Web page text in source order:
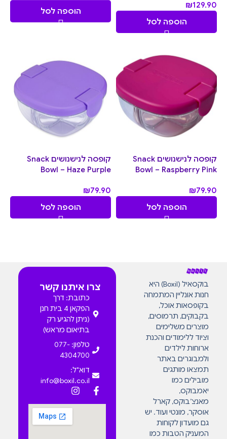
₪129.90
הוספה לסל
הוספה לסל
קופסה לנישנושים Snack
Bowl – Raspberry Pink
₪79.90
הוספה לסל
קופסה לנישנושים Snack
Bowl – Haze Purple
₪79.90
הוספה לסל
בוקסאיל (Boxil) היא
חנות אונליין המתמחה
בקופסאות אוכל,
בקבוקים, תרמוסים,
מוצרים משלימים
וציוד ללימודים והכנת
ארוחות לילדים
ולמבוגרים באתר
תמצאו מותגים
מובילים כמו
יאמבוקס,
מאנצ’בוקס, קארל
אוסקר, מונטי ועוד. יש
גם מועדון לקוחות
המעניק הטבות כמו
צרו איתנו קשר
כתובת: דרך
הפקאן 4 בית חנן
(ניתן להגיע רק
בתיאום מראש)
טלפון: 077-
4304700
דוא"ל:
info@boxil.co.il